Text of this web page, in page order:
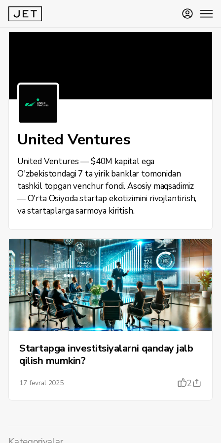
United Ventures
United Ventures — $40M kapital ega
O'zbekistondagi 7 ta yirik banklar tomonidan
tashkil topgan venchur fondi. Asosiy maqsadimiz
— O'rta Osiyoda startap ekotizimini rivojlantirish,
va startaplarga sarmoya kiritish.
Startapga investitsiyalarni qanday jalb
qilish mumkin?
17 fevral 2025 2